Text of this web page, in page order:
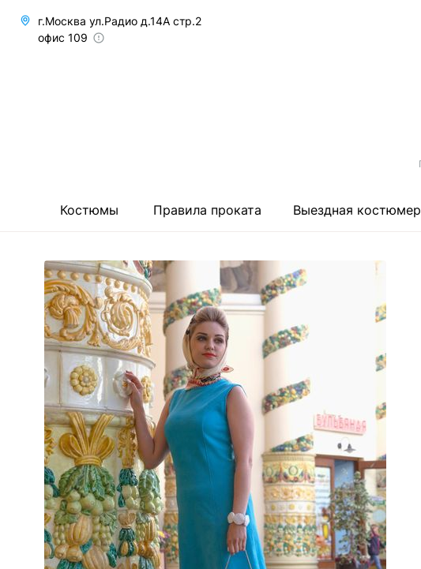
г.Москва ул.Радио д.14А стр.2
офис 109
Костюмы Правила проката Выездная